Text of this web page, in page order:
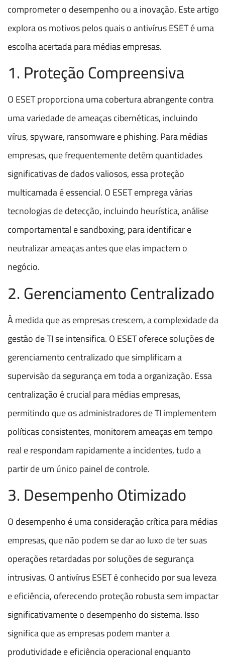
comprometer o desempenho ou a inovação. Este artigo
explora os motivos pelos quais o antivírus ESET é uma
escolha acertada para médias empresas.
1. Proteção Compreensiva
O ESET proporciona uma cobertura abrangente contra
uma variedade de ameaças cibernéticas, incluindo
vírus, spyware, ransomware e phishing. Para médias
empresas, que frequentemente detêm quantidades
significativas de dados valiosos, essa proteção
multicamada é essencial. O ESET emprega várias
tecnologias de detecção, incluindo heurística, análise
comportamental e sandboxing, para identificar e
neutralizar ameaças antes que elas impactem o
negócio.
2. Gerenciamento Centralizado
À medida que as empresas crescem, a complexidade da
gestão de TI se intensifica. O ESET oferece soluções de
gerenciamento centralizado que simplificam a
supervisão da segurança em toda a organização. Essa
centralização é crucial para médias empresas,
permitindo que os administradores de TI implementem
políticas consistentes, monitorem ameaças em tempo
real e respondam rapidamente a incidentes, tudo a
partir de um único painel de controle.
3. Desempenho Otimizado
O desempenho é uma consideração crítica para médias
empresas, que não podem se dar ao luxo de ter suas
operações retardadas por soluções de segurança
intrusivas. O antivírus ESET é conhecido por sua leveza
e eficiência, oferecendo proteção robusta sem impactar
significativamente o desempenho do sistema. Isso
significa que as empresas podem manter a
produtividade e eficiência operacional enquanto